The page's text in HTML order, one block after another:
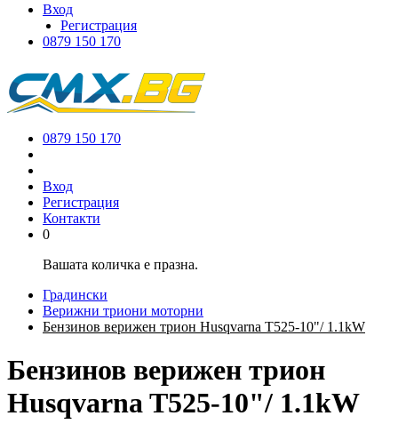
Вход
Регистрация
0879 150 170
0879 150 170
Вход
Регистрация
Контакти
0
Вашата количка е празна.
Градински
Верижни триони моторни
Бензинов верижен трион Husqvarna T525-10"/ 1.1kW
Бензинов верижен трион
Husqvarna T525-10"/ 1.1kW